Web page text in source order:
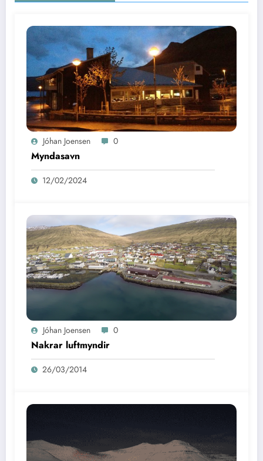
Jóhan Joensen 0
Myndasavn
12/02/2024
Jóhan Joensen 0
Nakrar luftmyndir
26/03/2014